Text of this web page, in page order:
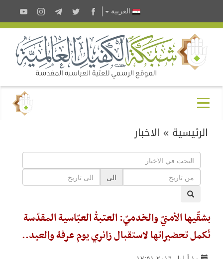
العربية
الرئيسية » الاخبار
الى
بشقّيها الأمنيّ والخدميّ: العتبةُ العبّاسية المقدّسة
تُكمل تحضيراتها لاستقبال زائري يوم عرفة والعيد..